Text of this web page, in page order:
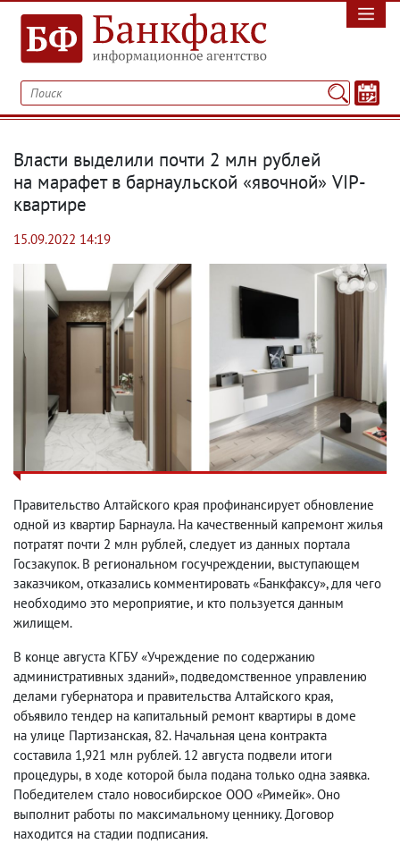
Власти выделили почти 2 млн рублей
на марафет в барнаульской «явочной» VIP-
квартире
15.09.2022 14:19
Правительство Алтайского края профинансирует обновление
одной из квартир Барнаула. На качественный капремонт жилья
потратят почти 2 млн рублей, следует из данных портала
Госзакупок. В региональном госучреждении, выступающем
заказчиком, отказались комментировать «Банкфаксу», для чего
необходимо это мероприятие, и кто пользуется данным
жилищем.
В конце августа КГБУ «Учреждение по содержанию
административных зданий», подведомственное управлению
делами губернатора и правительства Алтайского края,
объявило тендер на капитальный ремонт квартиры в доме
на улице Партизанская, 82. Начальная цена контракта
составила 1,921 млн рублей. 12 августа подвели итоги
процедуры, в ходе которой была подана только одна заявка.
Победителем стало новосибирское ООО «Римейк». Оно
выполнит работы по максимальному ценнику. Договор
находится на стадии подписания.